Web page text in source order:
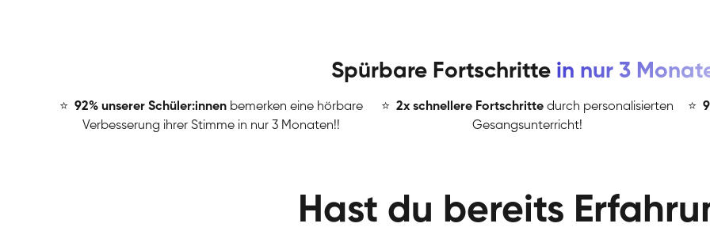
Spürbare Fortschritte in nur 3
⭐ ️92% unserer Schüler:innen bemerken eine hörbare
Verbesserung ihrer Stimme in nur 3 Monaten!!
⭐ ️2x schnellere Fortschritte durch personalisierten
Gesangsunterricht!
⭐
Hast du bereits